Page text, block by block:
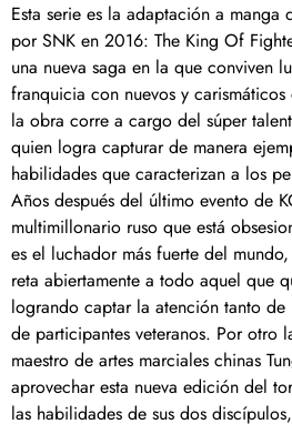
Esta serie es la adaptación a
por SNK en 2016: The King Of
una nueva saga en la que conviven
franquicia con nuevos y
la obra corre a cargo del súper
quien logra capturar de manera
habilidades que caracterizan a los
Años después del último evento de
multimillonario ruso que está
es el luchador más fuerte del
reta abiertamente a todo aquel que
logrando captar la atención tanto de
de participantes veteranos. Por otro
maestro de artes marciales chinas
aprovechar esta nueva edición del
las habilidades de sus dos